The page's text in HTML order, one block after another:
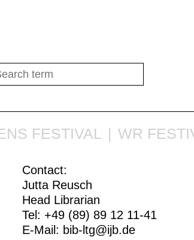
FESTIVAL WR
Contact:
Jutta Reusch
Head Librarian
Tel: +49 (89) 89 12 11-41
E-Mail: bib-ltg@ijb.de